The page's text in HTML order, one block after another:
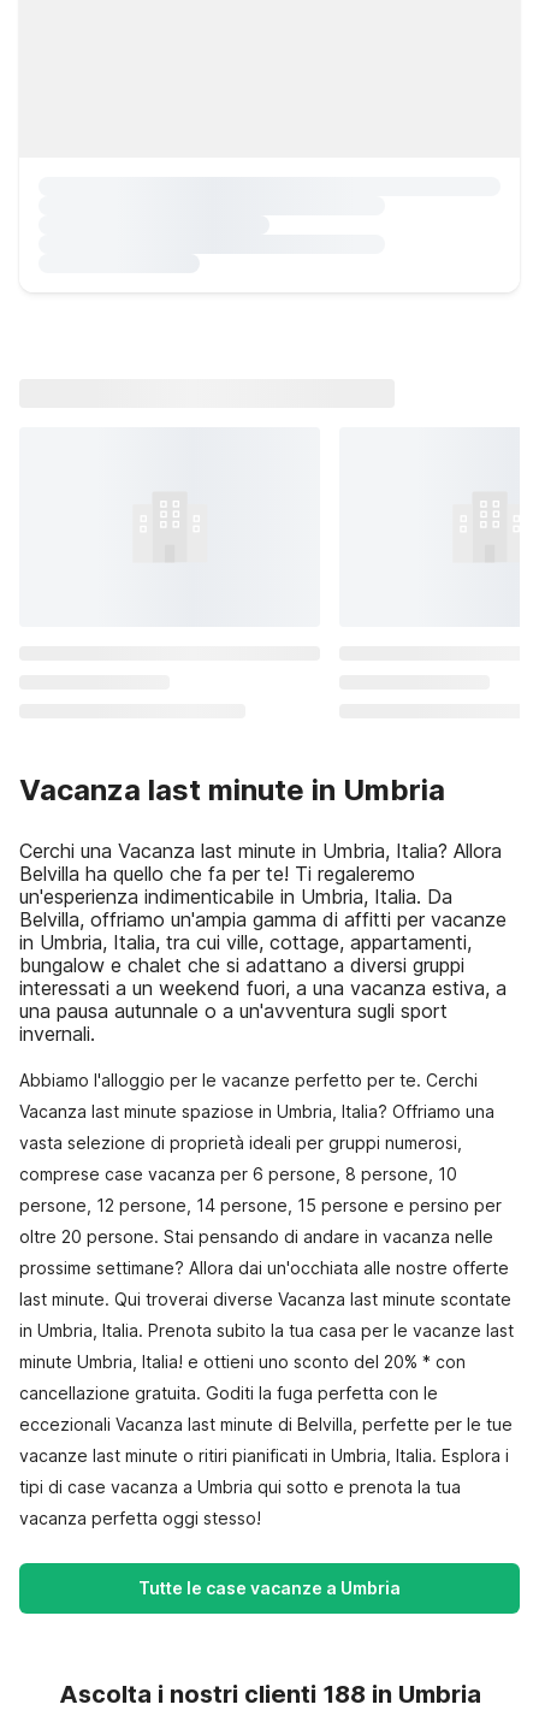
Vacanza last minute in Umbria
Cerchi una Vacanza last minute in Umbria, Italia? Allora
Belvilla ha quello che fa per te! Ti regaleremo
un'esperienza indimenticabile in Umbria, Italia. Da
Belvilla, offriamo un'ampia gamma di affitti per vacanze
in Umbria, Italia, tra cui ville, cottage, appartamenti,
bungalow e chalet che si adattano a diversi gruppi
interessati a un weekend fuori, a una vacanza estiva, a
una pausa autunnale o a un'avventura sugli sport
invernali.
Abbiamo l'alloggio per le vacanze perfetto per te. Cerchi
Vacanza last minute spaziose in Umbria, Italia? Offriamo una
vasta selezione di proprietà ideali per gruppi numerosi,
comprese case vacanza per 6 persone, 8 persone, 10
persone, 12 persone, 14 persone, 15 persone e persino per
oltre 20 persone. Stai pensando di andare in vacanza nelle
prossime settimane? Allora dai un'occhiata alle nostre offerte
last minute. Qui troverai diverse Vacanza last minute scontate
in Umbria, Italia. Prenota subito la tua casa per le vacanze last
minute Umbria, Italia! e ottieni uno sconto del 20% * con
cancellazione gratuita. Goditi la fuga perfetta con le
eccezionali Vacanza last minute di Belvilla, perfette per le tue
vacanze last minute o ritiri pianificati in Umbria, Italia. Esplora i
tipi di case vacanza a Umbria qui sotto e prenota la tua
vacanza perfetta oggi stesso!
Tutte le case vacanze a Umbria
Ascolta i nostri clienti 188 in Umbria